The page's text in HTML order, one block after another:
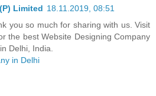
Limited 18.11.2019, 08:51
you so much for sharing with us. Visit
the best Website Designing Company
Delhi, India.
in Delhi